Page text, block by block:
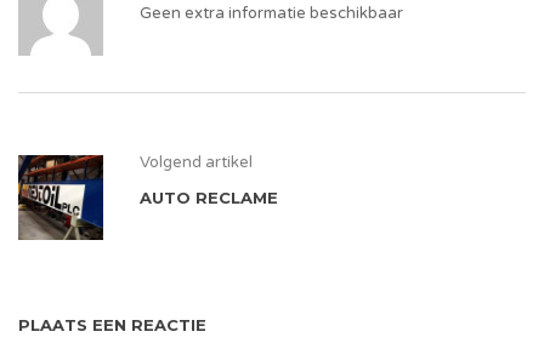
Geen extra informatie beschikbaar
Volgend artikel
AUTO RECLAME
PLAATS EEN REACTIE